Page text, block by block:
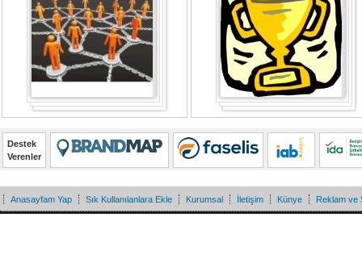
Destek
Verenler
Anasayfam Yap Sık Kullanılanlara Ekle Kurumsal İletişim Künye Reklam ve